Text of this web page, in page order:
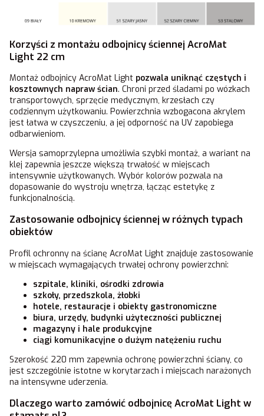
Korzyści z montażu odbojnicy ściennej AcroMat
Light 22 cm
Montaż odbojnicy AcroMat Light pozwala uniknąć częstych i
kosztownych napraw ścian. Chroni przed śladami po wózkach
transportowych, sprzęcie medycznym, krzesłach czy
codziennym użytkowaniu. Powierzchnia wzbogacona akrylem
jest łatwa w czyszczeniu, a jej odporność na UV zapobiega
odbarwieniom.
Wersja samoprzylepna umożliwia szybki montaż, a wariant na
klej zapewnia jeszcze większą trwałość w miejscach
intensywnie użytkowanych. Wybór kolorów pozwala na
dopasowanie do wystroju wnętrza, łącząc estetykę z
funkcjonalnością.
Zastosowanie odbojnicy ściennej w różnych typach
obiektów
Profil ochronny na ścianę AcroMat Light znajduje zastosowanie
w miejscach wymagających trwałej ochrony powierzchni:
szpitale, kliniki, ośrodki zdrowia
szkoły, przedszkola, żłobki
hotele, restauracje i obiekty gastronomiczne
biura, urzędy, budynki użyteczności publicznej
magazyny i hale produkcyjne
ciągi komunikacyjne o dużym natężeniu ruchu
Szerokość 220 mm zapewnia ochronę powierzchni ściany, co
jest szczególnie istotne w korytarzach i miejscach narażonych
na intensywne uderzenia.
Dlaczego warto zamówić odbojnicę AcroMat Light w